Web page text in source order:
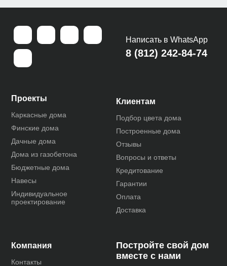
Написать в WhatsApp
8 (812) 242-84-74
Проекты
Каркасные дома
Финские дома
Дачные дома
Дома из газобетона
Бюджетные дома
Навесы
Индивидуальное
проектирование
Клиентам
Подбор цвета дома
Построенные дома
Отзывы
Вопросы и ответы
Кредитование
Гарантии
Оплата
Доставка
Компания
Контакты
Постройте свой дом
вместе с нами